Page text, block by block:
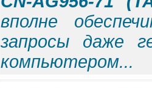
вполне
запросы даже
компьютером...